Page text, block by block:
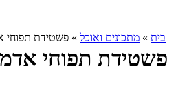
בית » מתכונים ואוכל » פשטידת תפוחי
פשטידת תפוחי